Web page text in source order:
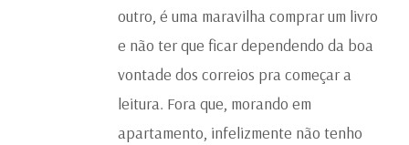
outro, é uma maravilha comprar um livro
e não ter que ficar dependendo da boa
vontade dos correios pra começar a
leitura. Fora que, morando em
apartamento, infelizmente não tenho